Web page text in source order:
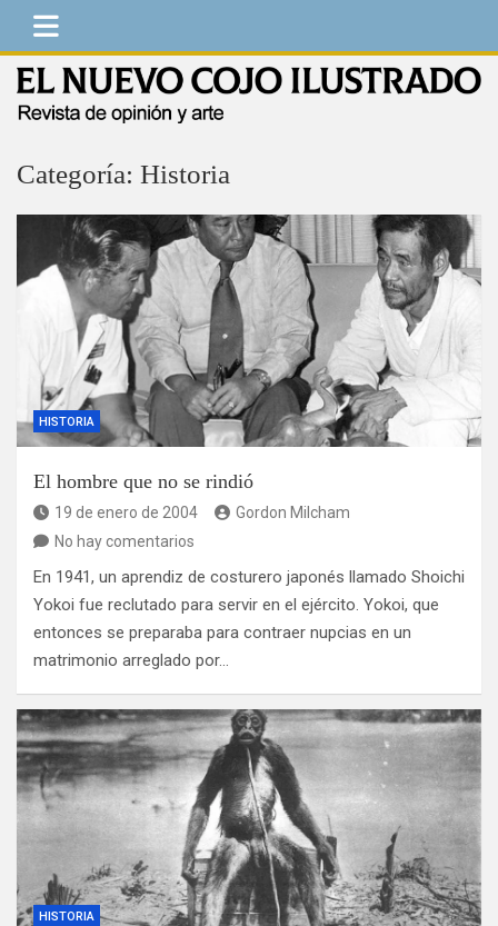
Saltar
contenido
Categoría: Historia
HISTORIA
El hombre que no se rindió
19 de enero de 2004
Gordon Milcham
No hay comentarios
En 1941, un aprendiz de costurero japonés llamado Shoichi
Yokoi fue reclutado para servir en el ejército. Yokoi, que
entonces se preparaba para contraer nupcias en un
matrimonio arreglado por…
HISTORIA